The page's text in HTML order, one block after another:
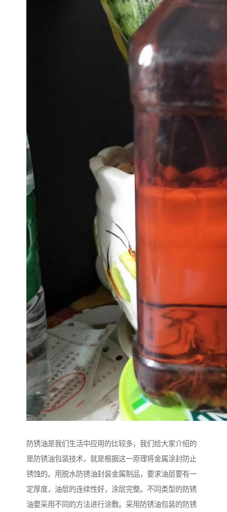
防锈油是我们生活中应用的比较多，我们给大家介绍的
是防锈油包装技术，就是根据这一原理将金属涂封防止
锈蚀的。用脱水防锈油封装金属制品，要求油层要有一
定厚度，油层的连续性好，涂层完整。不同类型的防锈
油要采用不同的方法进行涂敷。采用防锈油包装的防锈